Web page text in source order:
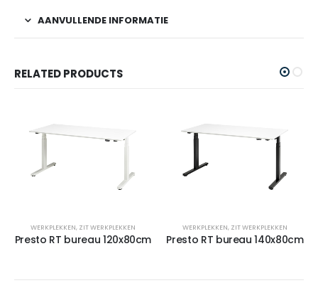
AANVULLENDE INFORMATIE
RELATED PRODUCTS
WERKPLEKKEN, ZIT WERKPLEKKEN
Presto RT bureau 120x80cm
WERKPLEKKEN, ZIT WERKPLEKKEN
Presto RT bureau 140x80cm